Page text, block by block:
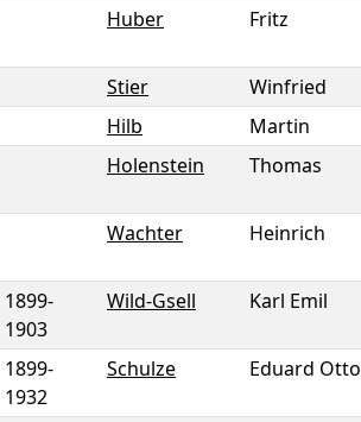
Huber
Fritz
Stier
Winfried
Hilb
Martin
Holenstein
Thomas
Wachter
Heinrich
1899-
1903
Wild-Gsell Karl Emil
1899-
1932
Schulze Eduard Otto